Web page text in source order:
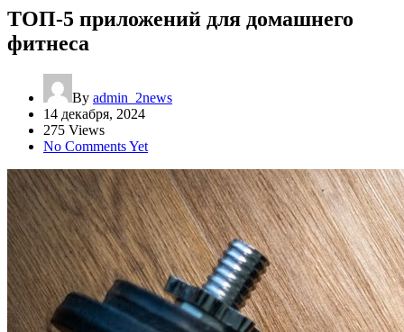
ТОП-5 приложений для домашнего
фитнеса
By admin_2news
14 декабря, 2024
275 Views
No Comments Yet